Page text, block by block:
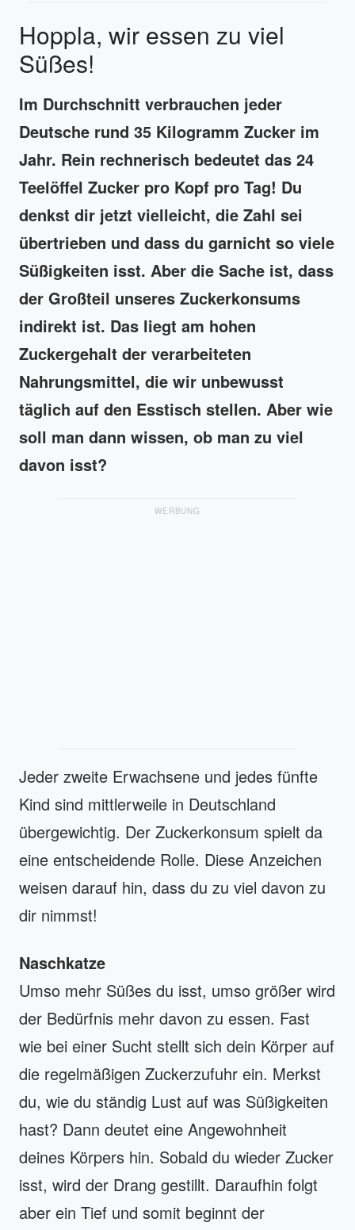
Hoppla, wir essen zu viel
Süßes!
Im Durchschnitt verbrauchen jeder
Deutsche rund 35 Kilogramm Zucker im
Jahr. Rein rechnerisch bedeutet das 24
Teelöffel Zucker pro Kopf pro Tag! Du
denkst dir jetzt vielleicht, die Zahl sei
übertrieben und dass du garnicht so viele
Süßigkeiten isst. Aber die Sache ist, dass
der Großteil unseres Zuckerkonsums
indirekt ist. Das liegt am hohen
Zuckergehalt der verarbeiteten
Nahrungsmittel, die wir unbewusst
täglich auf den Esstisch stellen. Aber wie
soll man dann wissen, ob man zu viel
davon isst?
WERBUNG
Jeder zweite Erwachsene und jedes fünfte
Kind sind mittlerweile in Deutschland
übergewichtig. Der Zuckerkonsum spielt da
eine entscheidende Rolle. Diese Anzeichen
weisen darauf hin, dass du zu viel davon zu
dir nimmst!
Naschkatze
Umso mehr Süßes du isst, umso größer wird
der Bedürfnis mehr davon zu essen. Fast
wie bei einer Sucht stellt sich dein Körper auf
die regelmäßigen Zuckerzufuhr ein. Merkst
du, wie du ständig Lust auf was Süßigkeiten
hast? Dann deutet eine Angewohnheit
deines Körpers hin. Sobald du wieder Zucker
isst, wird der Drang gestillt. Daraufhin folgt
aber ein Tief und somit beginnt der